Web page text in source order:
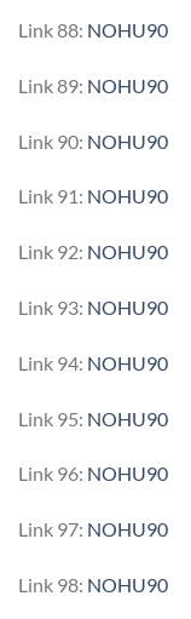
Link 88: NOHU90
Link 89: NOHU90
Link 90: NOHU90
Link 91: NOHU90
Link 92: NOHU90
Link 93: NOHU90
Link 94: NOHU90
Link 95: NOHU90
Link 96: NOHU90
Link 97: NOHU90
Link 98: NOHU90